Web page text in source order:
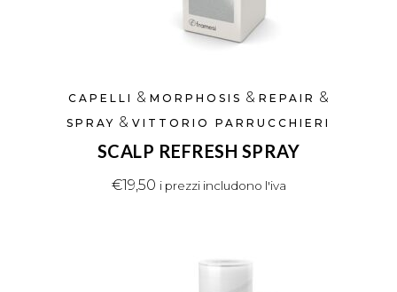
CAPELLI & MORPHOSIS & REPAIR &
SPRAY & VITTORIO PARRUCCHIERI
SCALP REFRESH SPRAY
€19,50 i prezzi includono l'iva